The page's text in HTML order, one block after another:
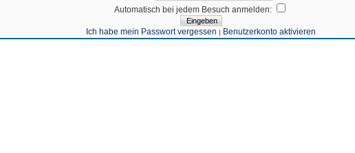
Automatisch bei jedem Besuch anmelden:
Ich habe mein Passwort vergessen | Benutzerkonto aktivieren